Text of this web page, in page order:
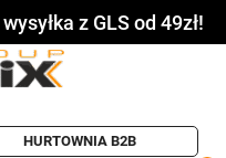
z GLS od 49zł!
HURTOWNIA B2B